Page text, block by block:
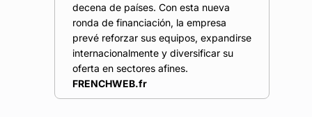
decena de países. Con esta nueva
ronda de financiación, la empresa
prevé reforzar sus equipos, expandirse
internacionalmente y diversificar su
oferta en sectores afines.
FRENCHWEB.fr